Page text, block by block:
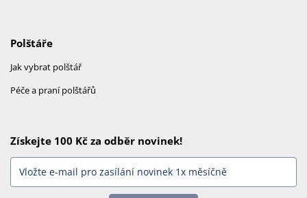
Polštáře
Jak vybrat polštář
Péče a praní polštářů
Získejte 100 Kč za odběr novinek!